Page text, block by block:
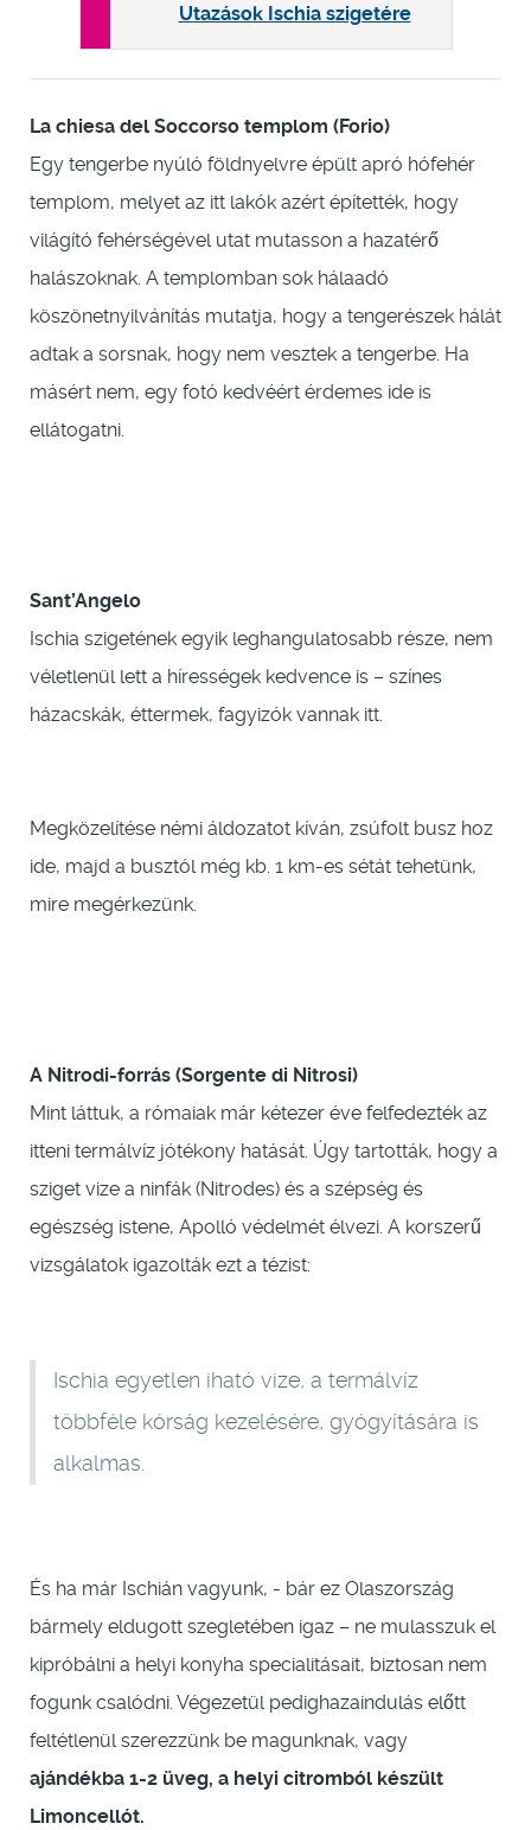
Utazások Ischia szigetére
La chiesa del Soccorso templom (Forio)
Egy tengerbe nyúló földnyelvre épült apró hófehér
templom, melyet az itt lakók azért építették, hogy
világító fehérségével utat mutasson a hazatérő
halászoknak. A templomban sok hálaadó
köszönetnyilvánítás mutatja, hogy a tengerészek hálát
adtak a sorsnak, hogy nem vesztek a tengerbe. Ha
másért nem, egy fotó kedvéért érdemes ide is
ellátogatni.
Sant’Angelo
Ischia szigetének egyik leghangulatosabb része, nem
véletlenül lett a hírességek kedvence is – színes
házacskák, éttermek, fagyizók vannak itt.
Megközelítése némi áldozatot kíván, zsúfolt busz hoz
ide, majd a busztól még kb. 1 km-es sétát tehetünk,
mire megérkezünk.
A Nitrodi-forrás (Sorgente di Nitrosi)
Mint láttuk, a rómaiak már kétezer éve felfedezték az
itteni termálvíz jótékony hatását. Úgy tartották, hogy a
sziget vize a ninfák (Nitrodes) és a szépség és
egészség istene, Apolló védelmét élvezi. A korszerű
vizsgálatok igazolták ezt a tézist:
Ischia egyetlen iható vize, a termálvíz
többféle kórság kezelésére, gyógyítására is
alkalmas.
És ha már Ischián vagyunk, - bár ez Olaszország
bármely eldugott szegletében igaz – ne mulasszuk el
kipróbálni a helyi konyha specialitásait, biztosan nem
fogunk csalódni. Végezetül pedighazaindulás előtt
feltétlenül szerezzünk be magunknak, vagy
ajándékba 1-2 üveg, a helyi citromból készült
Limoncellót.